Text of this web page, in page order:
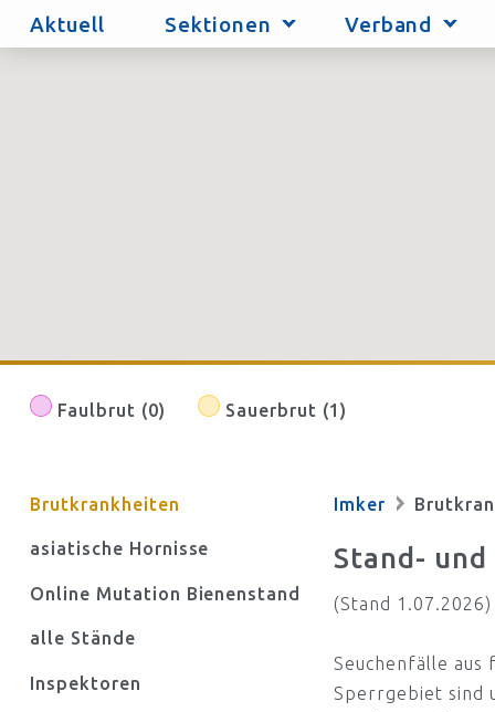
Aktuell Sektionen Verband
Faulbrut (0) Sauerbrut (1)
Brutkrankheiten
asiatische Hornisse
Online Mutation Bienenstand
alle Stände
Inspektoren
Imker
Stand-
(Stand 1.07.2026)
Seuchenfälle aus
Sperrgebiet sind